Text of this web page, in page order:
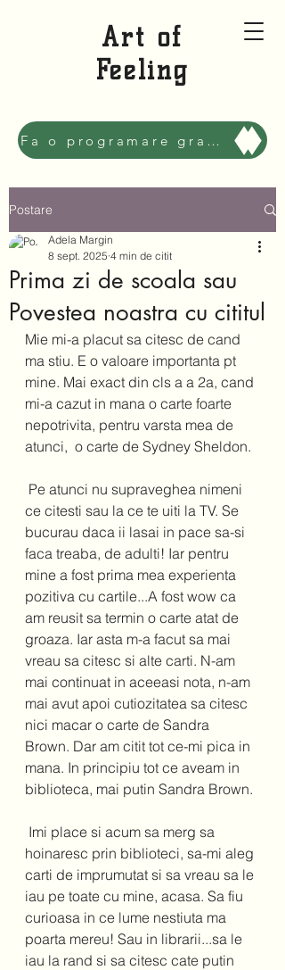
Art of
Feeling
Fa o programare gratuita sa ne cunoastem, Mai bine!
Postare
Prima zi de scoala sau
Povestea noastra cu cititul
Adela Margin
8 sept. 2025 4 min de citit
Mie mi-a placut sa citesc de cand
ma stiu. E o valoare importanta pt
mine. Mai exact din cls a a 2a, cand
mi-a cazut in mana o carte foarte
nepotrivita, pentru varsta mea de
atunci,  o carte de Sydney Sheldon.
ce citesti sau la ce te uiti la TV. Se
bucurau daca ii lasai in pace sa-si
faca treaba, de adulti! Iar pentru
mine a fost prima mea experienta
pozitiva cu cartile...A fost wow ca
am reusit sa termin o carte atat de
groaza. Iar asta m-a facut sa mai
vreau sa citesc si alte carti. N-am
mai continuat in aceeasi nota, n-am
mai avut apoi cutiozitatea sa citesc
nici macar o carte de Sandra
Brown. Dar am citit tot ce-mi pica in
mana. In principiu tot ce aveam in
biblioteca, mai putin Sandra Brown.
hoinaresc prin biblioteci, sa-mi aleg
carti de imprumutat si sa vreau sa le
iau pe toate cu mine, acasa. Sa fiu
curioasa in ce lume nestiuta ma
poarta mereu! Sau in librarii...sa le
iau la rand si sa citesc cate putin